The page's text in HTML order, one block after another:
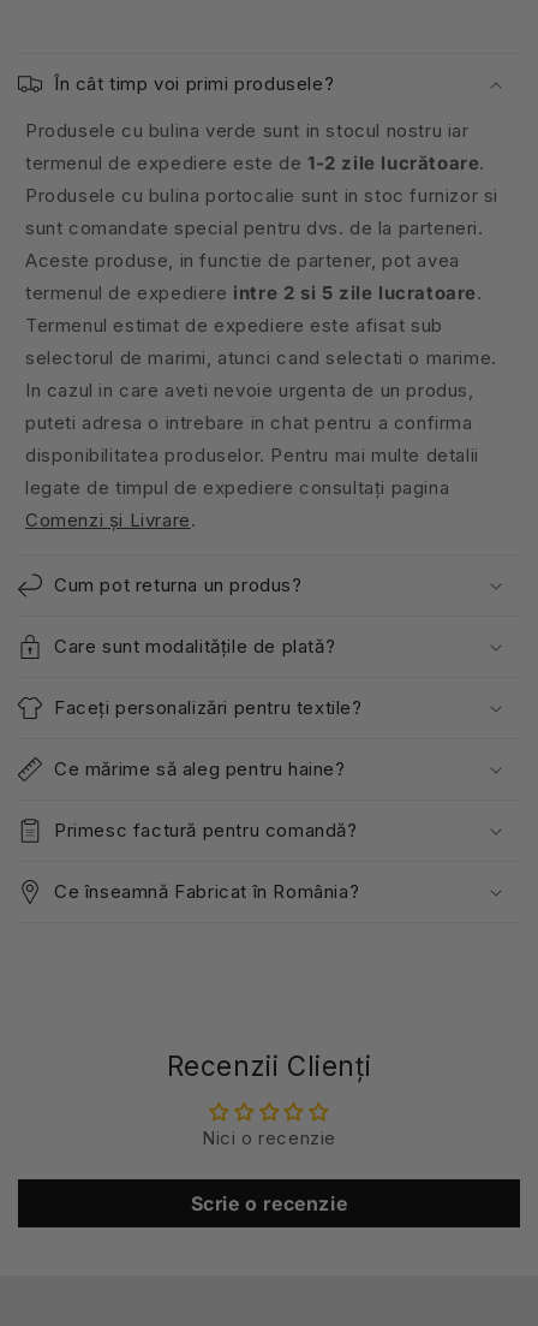
În cât timp voi primi produsele?
Produsele cu bulina verde sunt in stocul nostru iar
termenul de expediere este de1-2 zile lucrătoare.
Produsele cu bulina portocalie sunt in stoc furnizor si
sunt comandate special pentru dvs. de la parteneri.
Aceste produse, in functie de partener, pot avea
termenul de expediere intre 2 si 5 zile lucratoare.
Termenul estimat de expediere este afisat sub
selectorul de marimi, atunci cand selectati o marime.
In cazul in care aveti nevoie urgenta de un produs,
puteti adresa o intrebare in chat pentru a confirma
disponibilitatea produselor. Pentru mai multe detalii
legate de timpul de expediere consultați pagina
Comenzi și Livrare.
Cum pot returna un produs?
Care sunt modalitățile de plată?
Faceți personalizări pentru textile?
Ce mărime să aleg pentru haine?
Primesc factură pentru comandă?
Ce înseamnă Fabricat în România?
Recenzii Clienți
Nici o recenzie
Scrie o recenzie